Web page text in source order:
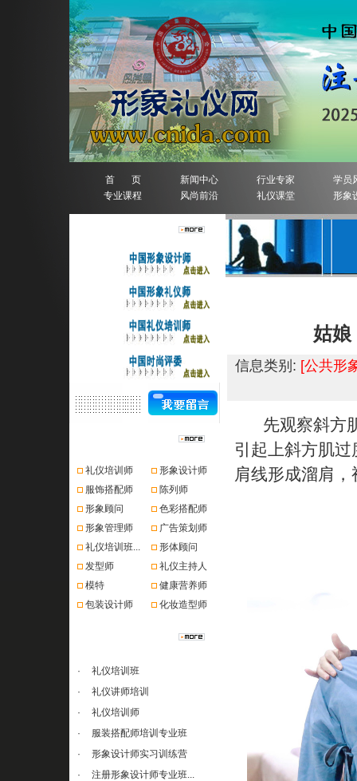
首 页 新闻中心 行业专家
学员
专业课程
风尚前沿 礼仪课堂 形象
礼仪培训师
形象设计师
服饰搭配师
陈列师
形象顾问
色彩搭配师
形象管理师
广告策划师
礼仪培训班...
形体顾问
发型师
礼仪主持人
模特
健康营养师
包装设计师
化妆造型师
·
礼仪培训班
·
礼仪讲师培训
·
礼仪培训师
·
服装搭配师培训专业班
·
形象设计师实习训练营
·
注册形象设计师专业班...
姑娘
信息类别: [公共形
先观察斜方肌
引起上斜方肌
肩线形成溜肩